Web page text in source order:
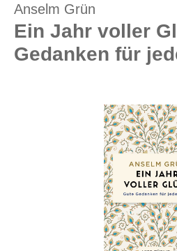
Anselm Grün
Ein Jahr voller
Gedanken für
Bildergalerie überspringen